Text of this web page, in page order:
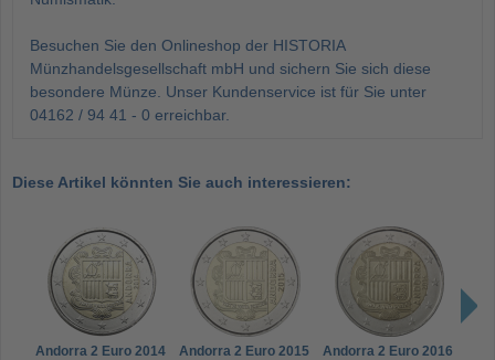
Besuchen Sie den Onlineshop der HISTORIA
Münzhandelsgesellschaft mbH und sichern Sie sich diese
besondere Münze. Unser Kundenservice ist für Sie unter
04162 / 94 41 - 0 erreichbar.
Diese Artikel könnten Sie auch interessieren:
Andorra 2 Euro 2014
Andorra 2 Euro 2015
Andorra 2 Euro 2016